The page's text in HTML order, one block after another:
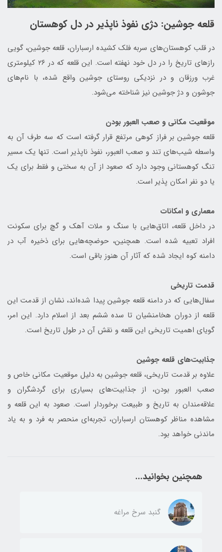
قلعه جوشین: دژی نفوذ ناپذیر در دل کوهستان
در قلب کوهستان‌های سربه فلک کشیده ارسباران، قلعه جوشین، گویی
رازهای تاریخ را در دل خود نهفته است. این قلعه که در ۲۶ کیلومتری
غرب ورزقان و در نزدیکی روستای جوشین واقع شده، با نام‌های
جوشون و دژ جوشین نیز شناخته می‌شود.
موقعیت مکانی و صعب العبور بودن
قلعه جوشین بر فراز کوهی مرتفع قرار گرفته است که سه طرف آن به
واسطه شیب‌های تند و صعب العبور، نفوذ ناپذیر است. تنها یک مسیر
تنگ کوهستانی وجود دارد که صعود از آن به سختی و فقط برای یک
یا دو نفر امکان پذیر است.
معماری و امکانات
در داخل قلعه، اتاق‌هایی با سنگ و ملات آهک و گچ برای سکونت
افراد تعبیه شده است. همچنین، حوضچه‌هایی برای ذخیره آب در
دامنه کوه ایجاد شده که آثار آن هنوز باقی است.
قدمت تاریخی
سفال‌هایی که در دامنه قلعه جوشین پیدا شده‌اند، نشان از قدمت این
قلعه از دوران هخامنشیان تا سده ششم بعد از اسلام دارد. این امر،
گویای اهمیت تاریخی این قلعه و نقش آن در طول تاریخ است.
جذابیت‌های قلعه جوشین
علاوه بر قدمت تاریخی، قلعه جوشین به دلیل موقعیت مکانی خاص و
صعب العبور بودن، از جذابیت‌های بسیاری برای گردشگران و
علاقه‌مندان به تاریخ و طبیعت برخوردار است. صعود به این قلعه و
مشاهده مناظر کوهستان ارسباران، تجربه‌ای منحصر به فرد و به یاد
ماندنی خواهد بود.
همچنین بخوانید...
گنبد سرخ مراغه